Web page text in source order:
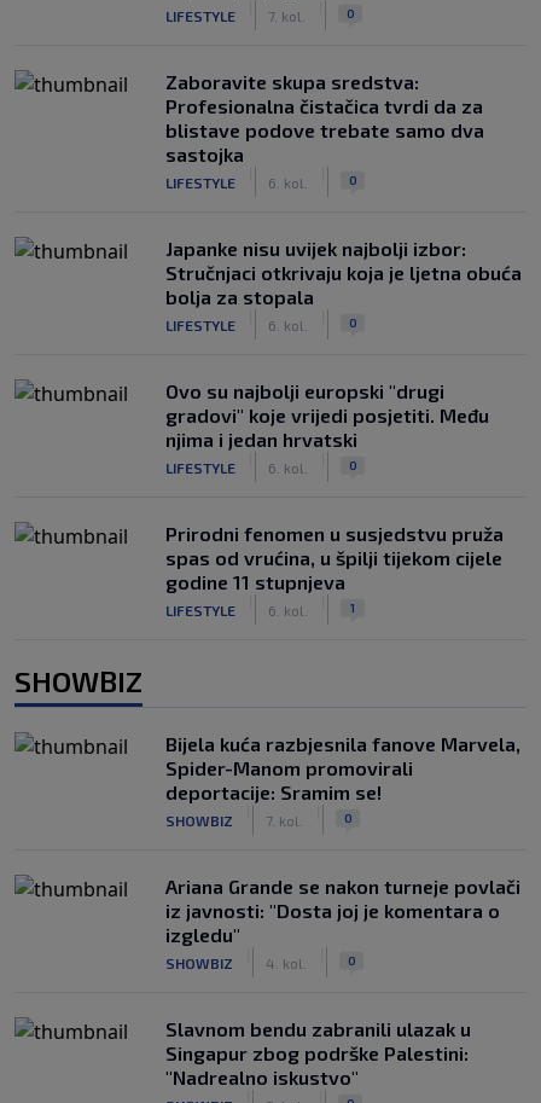
LIFESTYLE 7. kol. 0
Zaboravite skupa sredstva:
Profesionalna čistačica tvrdi da za
blistave podove trebate samo dva
sastojka
LIFESTYLE 6. kol. 0
Japanke nisu uvijek najbolji izbor:
Stručnjaci otkrivaju koja je ljetna obuća
bolja za stopala
LIFESTYLE 6. kol. 0
Ovo su najbolji europski "drugi
gradovi" koje vrijedi posjetiti. Među
njima i jedan hrvatski
LIFESTYLE 6. kol. 0
Prirodni fenomen u susjedstvu pruža
spas od vrućina, u špilji tijekom cijele
godine 11 stupnjeva
LIFESTYLE 6. kol. 1
SHOWBIZ
Bijela kuća razbjesnila fanove Marvela,
Spider-Manom promovirali
deportacije: Sramim se!
SHOWBIZ 7. kol. 0
Ariana Grande se nakon turneje povlači
iz javnosti: "Dosta joj je komentara o
izgledu"
SHOWBIZ 4. kol. 0
Slavnom bendu zabranili ulazak u
Singapur zbog podrške Palestini:
"Nadrealno iskustvo"